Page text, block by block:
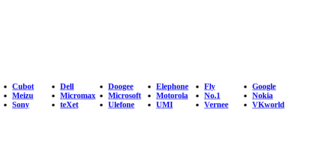
Cubot Dell Doogee Elephone Fly
Google
Meizu Micromax Microsoft Motorola No.1
Nokia
Sony teXet Ulefone UMI Vernee
VKworld